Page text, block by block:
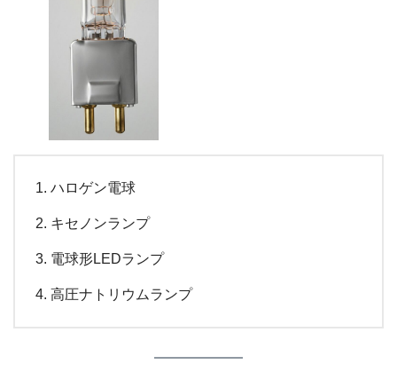
ハロゲン電球
キセノンランプ
電球形LEDランプ
高圧ナトリウムランプ